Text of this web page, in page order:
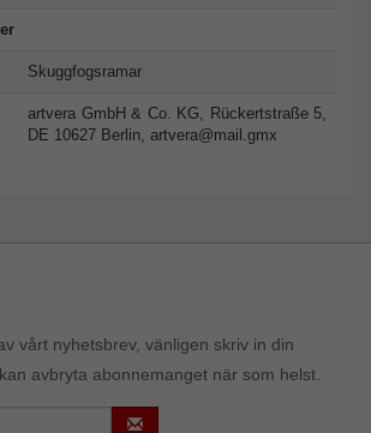
Skuggfogsramar
artvera GmbH & Co. KG, Rückertstraße 5,
DE 10627 Berlin, artvera@mail.gmx
vårt nyhetsbrev, vänligen skriv in din
avbryta abonnemanget när som helst.